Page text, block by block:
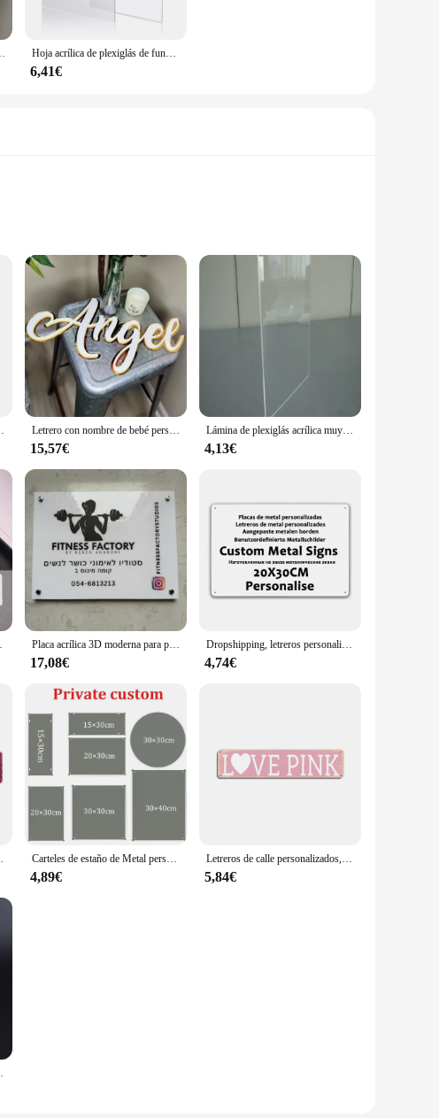
dormitorio de adolescentes, nombre cortado con láser Hoja acrílica de plexiglás de fundición transparente, tamaño personalizado, pantalla de tablero de vidrio Plexi de plástico transparente, 1MM
6,41€
alike. Made from robust MDF, these panels offer a blank
style to your living space or searching for a thoughtful gift,
included, installation is a breeze. The lightweight nature of the
durability of the material ensures that your custom design will
to various scenarios. The wholesale availability makes them an
nature of these panels means that they can be tailored to
20x30cm /30x40cm Letrero con nombre de bebé personalizado en 3D, placa acrílica con espejo, decoración de guardería, placa de pared para dormitorio de adolescentes, nombre cortado con láser
15,57€
Lámina de plexiglás acrílica muy transparente, Panel de plexiglás de plástico, corte personalizado a medida
4,13€
de imán fuerte, 7x2CM Placa acrílica 3D moderna para puerta, placa para tienda, Hotel, salón, logotipo de negocios personalizado, icono, nombre, eslogan, letra
17,08€
Dropshipping, letreros personalizados, letrero Vintage, placa artística de pared de metal personalizada, placas Retro personalizadas, 20x30cm/30x40cm
4,74€
dormitorio, negocios Carteles de estaño de Metal personalizados, placa Vintage cuadrada y redonda, póster de Arte de hierro, pegatinas de pared personalizadas de varios tamaños, placas, decoración del hogar de la habitación
4,89€
Letreros de calle personalizados, señal de calle personalizada de Metal, letreros de calle divertidos para decoración de habitación, dormitorio, negocios, letrero rosa
5,84€
padre, familia, amigos